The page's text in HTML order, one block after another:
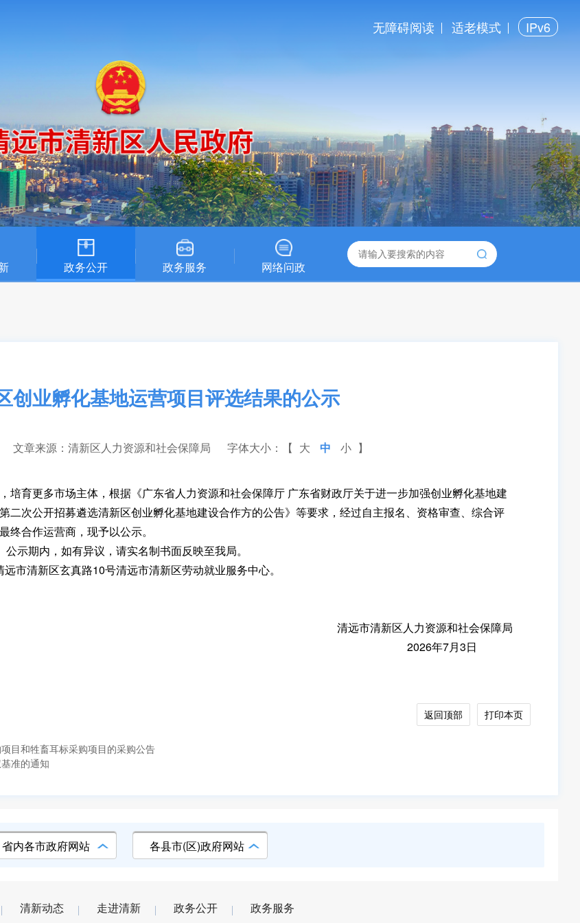
无障碍阅读 适老模式 IPv6
政务公开 政务服务 网络问政
创业孵化基地运营项目评选结果的公示
文章来源：清新区人力资源和社会保障局 字体大小：【 大 中 小 】
育更多市场主体，根据《广东省人力资源和社会保障厅 广东省财政厅关于进一步加强创业孵化基地建
二次公开招募遴选清新区创业孵化基地建设合作方的公告》等要求，经过自主报名、资格审查、综合评
合作运营商，现予以公示。
期内，如有异议，请实名制书面反映至我局。
清新区玄真路10号清远市清新区劳动就业服务中心。
清远市清新区人力资源和社会保障局
2026年7月3日
返回顶部 打印本页
目和牲畜耳标采购项目的采购公告
准的通知
省内各市政府网站 各县市(区)政府网站
清新动态 走进清新 政务公开 政务服务